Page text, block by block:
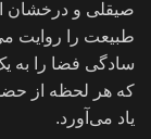
صیقلی و درخشان
طبیعت را روایت
سادگی فضا را به
که هر لحظه از
یاد می‌آورد.